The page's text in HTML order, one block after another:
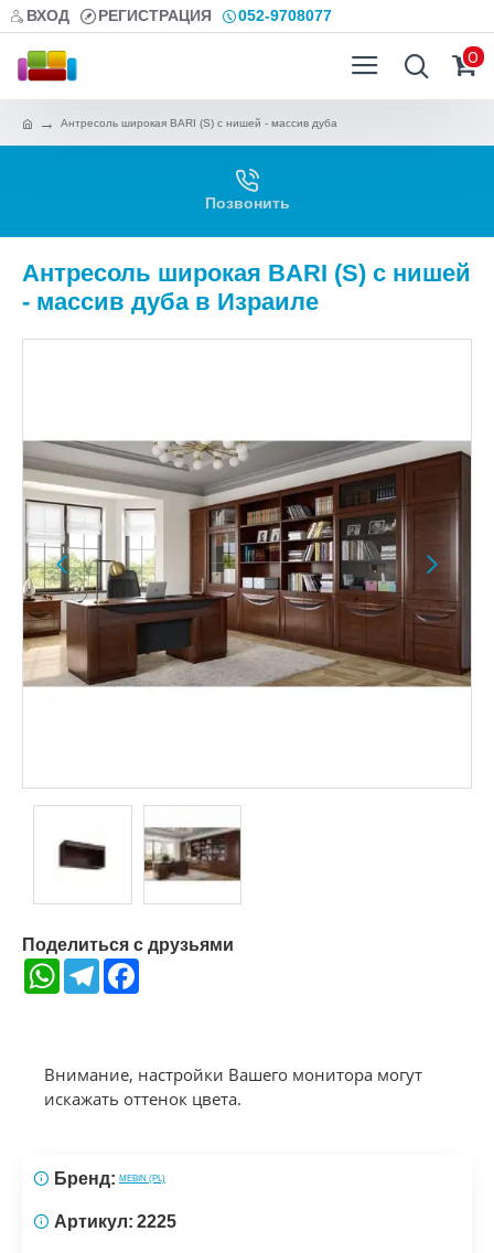
ВХОД РЕГИСТРАЦИЯ 052-9708077
0
Антресоль широкая BARI (S) с нишей - массив дуба
Позвонить
Антресоль широкая BARI (S) с нишей
- массив дуба в Израиле
Поделиться с друзьями
WhatsAppTelegram
Внимание, настройки Вашего монитора могут
искажать оттенок цвета.
Бренд: MEBIN (PL)
Артикул: 2225